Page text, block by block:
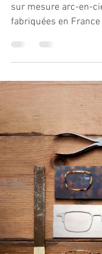
sur mesure arc-en-
fabriquées en